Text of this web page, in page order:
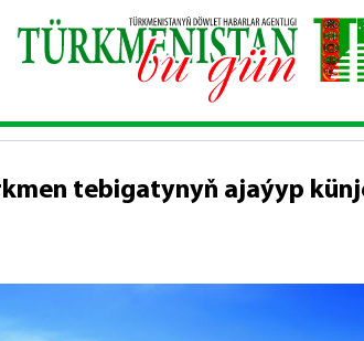
tebigatyň gözelligi \ Repetek — türkmen
GÖZELLIGI
tebigatynyň ajaýyp